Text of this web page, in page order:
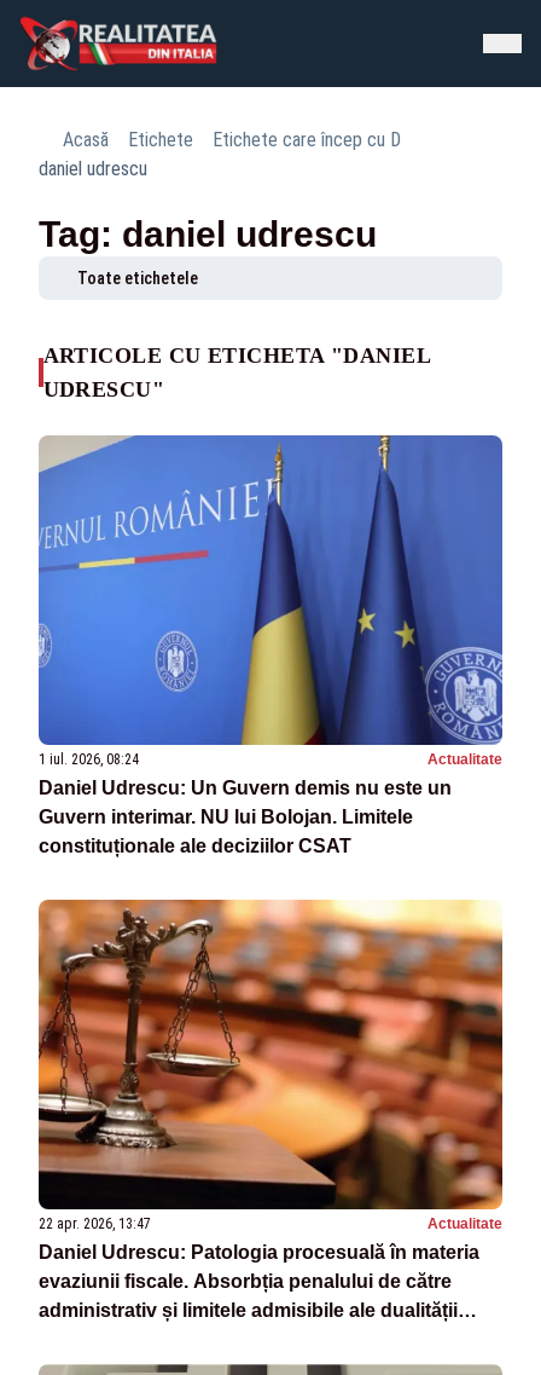
Acasă Etichete
Etichete care încep cu D
daniel udrescu
Tag: daniel udrescu
Toate etichetele
ARTICOLE CU ETICHETA "DANIEL
UDRESCU"
1 iul. 2026, 08:24 Actualitate
Daniel Udrescu: Un Guvern demis nu este un
Guvern interimar. NU lui Bolojan. Limitele
constituționale ale deciziilor CSAT
22 apr. 2026, 13:47 Actualitate
Daniel Udrescu: Patologia procesuală în materia
evaziunii fiscale. Absorbția penalului de către
administrativ și limitele admisibile ale dualității